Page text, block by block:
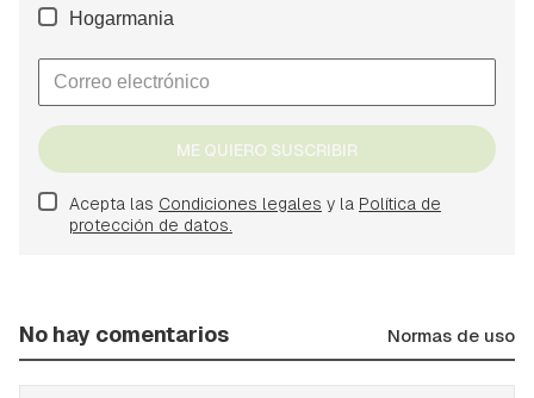
Hogarmania
ME QUIERO SUSCRIBIR
Acepta las Condiciones legales y la Política de
protección de datos.
No hay comentarios Normas de uso